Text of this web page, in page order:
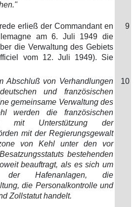
erließ der Commandant en
am 6. Juli 1949 die
die Verwaltung des Gebiets
vom 12. Juli 1949). Sie
9
Abschluß von Verhandlungen
und französischen
gemeinsame Verwaltung des
werden die französischen
mit Unterstützung der
mit der Regierungsgewalt
von Kehl unter den vor
bestehenden
beauftragt, als es sich um
Hafenanlagen, die
die Personalkontrolle und
Zollstatut handelt.
10